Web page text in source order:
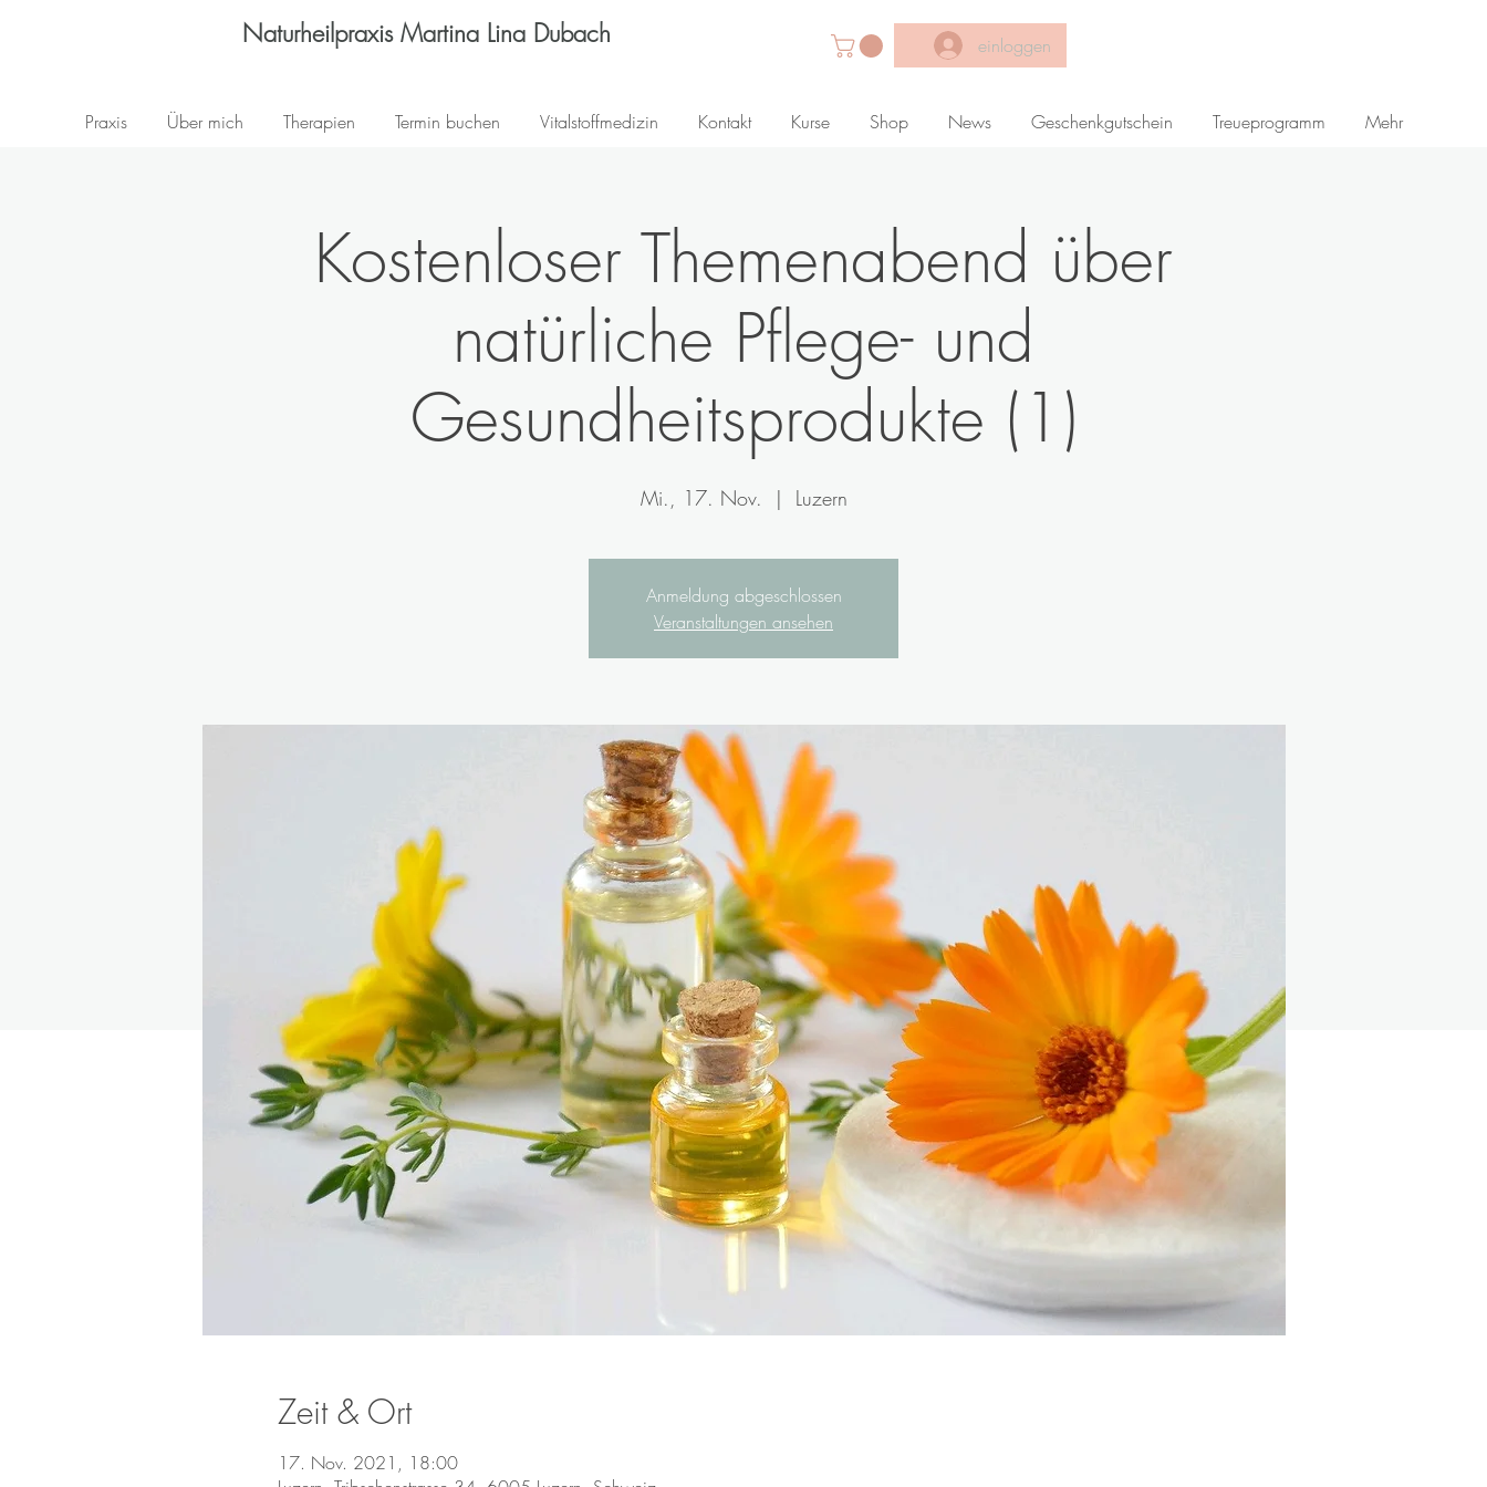
Naturheilpraxis Martina Lina Dubach einloggen
Praxis Über mich Therapien Termin buchen Vitalstoffmedizin Kontakt Kurse Shop News Geschenkgutschein Treueprogramm Mehr
Kostenloser Themenabend über
natürliche Pflege- und
Gesundheitsprodukte (1)
Mi., 17. Nov.
  |
Luzern
Anmeldung abgeschlossen
Veranstaltungen ansehen
Zeit & Ort
17. Nov. 2021, 18:00